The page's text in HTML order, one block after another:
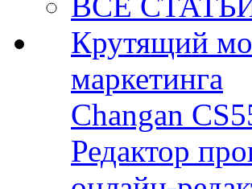
Крутящий
маркетинга
Changan
Редактор